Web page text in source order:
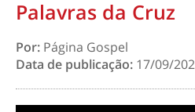
Palavras da Cruz
Por: Página Gospel
Data de publicação: 17/09/